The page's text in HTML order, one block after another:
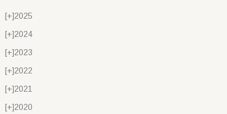
[+]2025
[+]2024
[+]2023
[+]2022
[+]2021
[+]2020